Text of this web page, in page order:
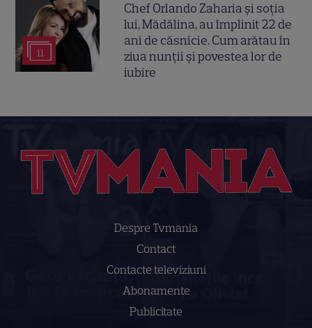
11
Chef Orlando Zaharia și soția
lui, Mădălina, au împlinit 22 de
ani de căsnicie. Cum arătau în
ziua nunții și povestea lor de
iubire
Despre Tvmania
Contact
Contacte televiziuni
Abonamente
Publicitate